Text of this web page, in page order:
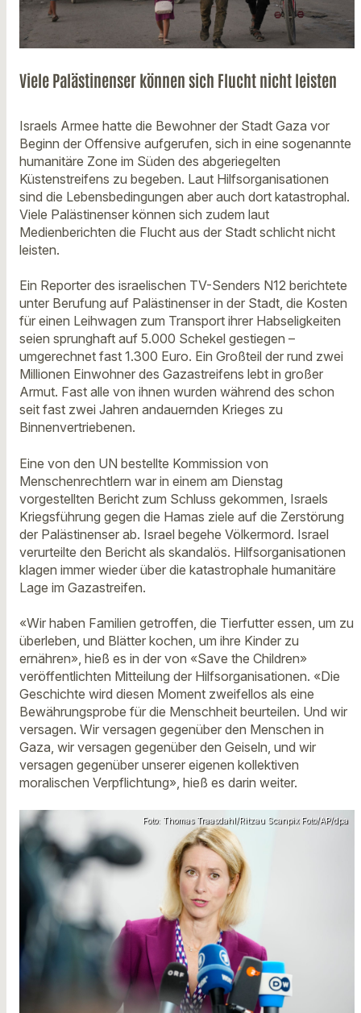
Viele Palästinenser können sich Flucht nicht leisten
Israels Armee hatte die Bewohner der Stadt Gaza vor
Beginn der Offensive aufgerufen, sich in eine sogenannte
humanitäre Zone im Süden des abgeriegelten
Küstenstreifens zu begeben. Laut Hilfsorganisationen
sind die Lebensbedingungen aber auch dort katastrophal.
Viele Palästinenser können sich zudem laut
Medienberichten die Flucht aus der Stadt schlicht nicht
leisten.
Ein Reporter des israelischen TV-Senders N12 berichtete
unter Berufung auf Palästinenser in der Stadt, die Kosten
für einen Leihwagen zum Transport ihrer Habseligkeiten
seien sprunghaft auf 5.000 Schekel gestiegen –
umgerechnet fast 1.300 Euro. Ein Großteil der rund zwei
Millionen Einwohner des Gazastreifens lebt in großer
Armut. Fast alle von ihnen wurden während des schon
seit fast zwei Jahren andauernden Krieges zu
Binnenvertriebenen.
Eine von den UN bestellte Kommission von
Menschenrechtlern war in einem am Dienstag
vorgestellten Bericht zum Schluss gekommen, Israels
Kriegsführung gegen die Hamas ziele auf die Zerstörung
der Palästinenser ab. Israel begehe Völkermord. Israel
verurteilte den Bericht als skandalös. Hilfsorganisationen
klagen immer wieder über die katastrophale humanitäre
Lage im Gazastreifen.
«Wir haben Familien getroffen, die Tierfutter essen, um zu
überleben, und Blätter kochen, um ihre Kinder zu
ernähren», hieß es in der von «Save the Children»
veröffentlichten Mitteilung der Hilfsorganisationen. «Die
Geschichte wird diesen Moment zweifellos als eine
Bewährungsprobe für die Menschheit beurteilen. Und wir
versagen. Wir versagen gegenüber den Menschen in
Gaza, wir versagen gegenüber den Geiseln, und wir
versagen gegenüber unserer eigenen kollektiven
moralischen Verpflichtung», hieß es darin weiter.
Foto: Thomas Traasdahl/Ritzau Scanpix Foto/AP/dpa